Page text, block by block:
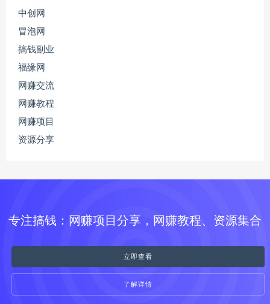
中创网
冒泡网
搞钱副业
福缘网
网赚交流
网赚教程
网赚项目
资源分享
专注搞钱：网赚项目分享，网赚教程、资源集合
立即查看
了解详情